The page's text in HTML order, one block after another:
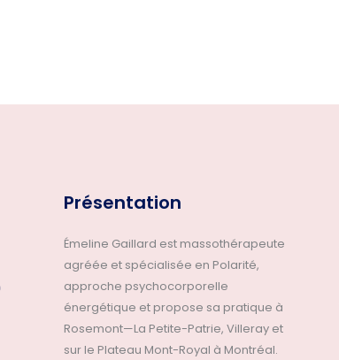
Présentation
Émeline Gaillard est massothérapeute
agréée et spécialisée en Polarité,
approche psychocorporelle
énergétique et propose sa pratique à
Rosemont—La Petite-Patrie, Villeray et
sur le Plateau Mont-Royal à Montréal.